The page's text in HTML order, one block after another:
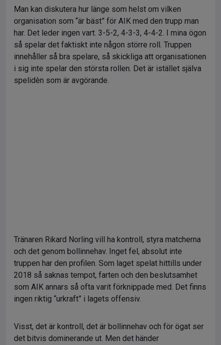
Man kan diskutera hur länge som helst om vilken
organisation som “är bäst” för AIK med den trupp man
har. Det leder ingen vart. 3-5-2, 4-3-3, 4-4-2. I mina ögon
så spelar det faktiskt inte någon större roll. Truppen
innehåller så bra spelare, så skickliga att organisationen
i sig inte spelar den största rollen. Det är istället själva
spelidèn som är avgörande.
Tränaren Rikard Norling vill ha kontroll, styra matcherna
och det genom bollinnehav. Inget fel, absolut inte
truppen har den profilen. Som laget spelat hittills under
2018 så saknas tempot, farten och den beslutsamhet
som AIK annars så ofta varit förknippade med. Det finns
ingen riktig “urkraft” i lagets offensiv.
Visst, det är kontroll, det är bollinnehav och för ögat ser
det bitvis dominerande ut. Men det händer